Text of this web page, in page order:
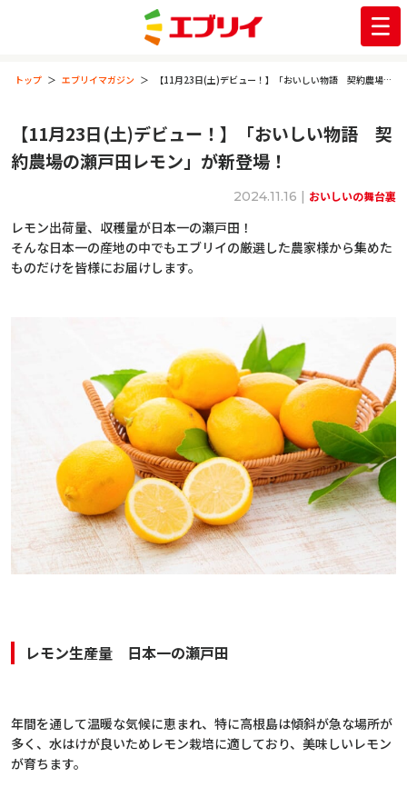
トップ エブリイマガジン 【11月23日(土)デビュー！】「おいしい物語 契約農場の瀬戸田レモン」が新登場！
【11月23日(土)デビュー！】「おいしい物語 契
約農場の瀬戸田レモン」が新登場！
2024.11.16 | おいしいの舞台裏
レモン出荷量、収穫量が日本一の瀬戸田！
そんな日本一の産地の中でもエブリイの厳選した農家様から集めた
ものだけを皆様にお届けします。
レモン生産量 日本一の瀬戸田
年間を通して温暖な気候に恵まれ、特に高根島は傾斜が急な場所が
多く、水はけが良いためレモン栽培に適しており、美味しいレモン
が育ちます。